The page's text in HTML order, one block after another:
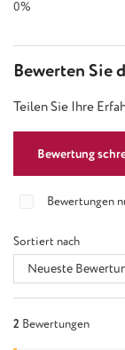
0%
Bewerten Sie
Teilen Sie Ihre
Bewertung
Bewertungen
Sortiert nach
2 Bewertungen